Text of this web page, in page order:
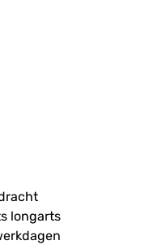
longarts